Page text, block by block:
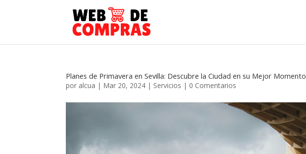
Planes de Primavera en Sevilla: Descubre la Ciudad en su Mejor Momento
por alcua | Mar 20, 2024 | Servicios | 0 Comentarios